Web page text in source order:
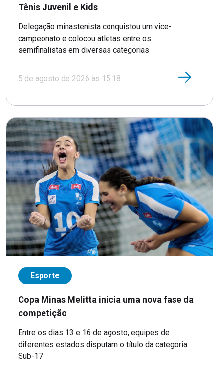
Tênis Juvenil e Kids
Delegação minastenista conquistou um vice-
campeonato e colocou atletas entre os
semifinalistas em diversas categorias
5 de agosto de 2026 às 15:18
Esporte
Copa Minas Melitta inicia uma nova fase da
competição
Entre os dias 13 e 16 de agosto, equipes de
diferentes estados disputam o título da categoria
Sub-17